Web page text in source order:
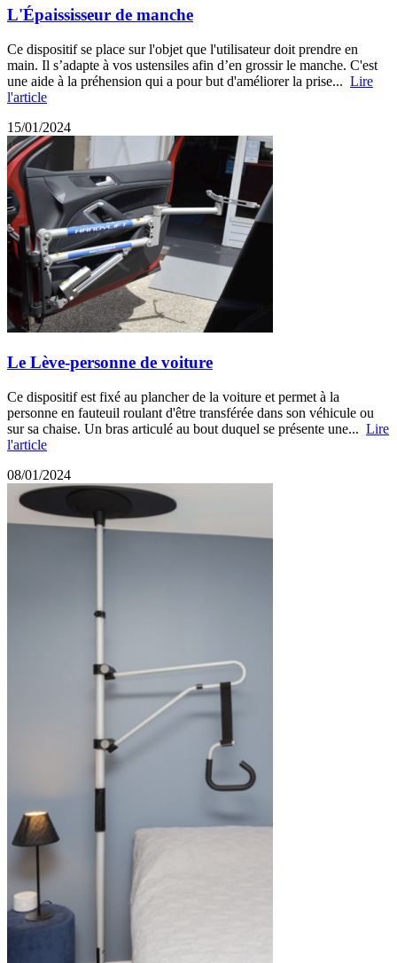
L'Épaississeur de manche
Ce dispositif se place sur l'objet que l'utilisateur doit prendre en
main. Il s’adapte à vos ustensiles afin d’en grossir le manche. C'est
une aide à la préhension qui a pour but d'améliorer la prise... Lire
l'article
15/01/2024
Le Lève-personne de voiture
Ce dispositif est fixé au plancher de la voiture et permet à la
personne en fauteuil roulant d'être transférée dans son véhicule ou
sur sa chaise. Un bras articulé au bout duquel se présente une... Lire
l'article
08/01/2024